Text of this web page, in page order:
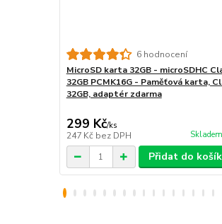
6 hodnocení
MicroSD karta 32GB - microSDHC
32GB PCMK16G - Paměťová karta,
32GB, adaptér zdarma
299 Kč/ks
247 Kč bez DPH
Přidat do